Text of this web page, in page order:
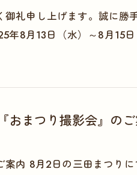
礼申し上げます。誠に勝
年8月13日（水）～8月15
おまつり撮影会』の
内 8月2日の三田まつりに